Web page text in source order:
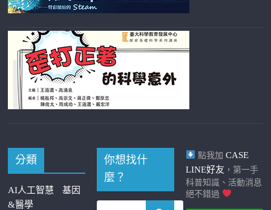
分類
AI人工智慧
基因
&醫學
你想找什
麼？
點我加 CASE
LINE好友 ，第一手
科普知識、活動消息
絕不錯過